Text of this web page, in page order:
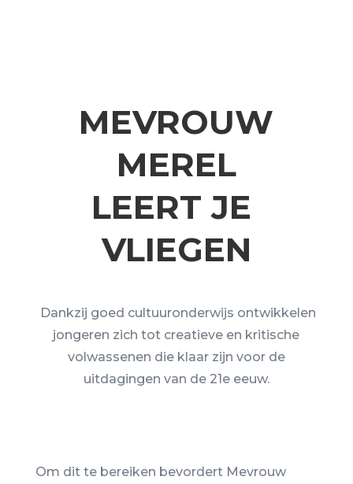
MEVROUW
MEREL
LEERT JE
VLIEGEN
Dankzij goed cultuuronderwijs ontwikkelen
jongeren zich tot creatieve en kritische
volwassenen die klaar zijn voor de
uitdagingen van de 21e eeuw.
Om dit te bereiken bevordert Mevrouw